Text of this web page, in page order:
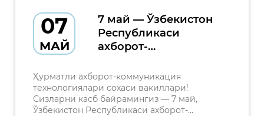
07
МАЙ
7 май — Ўзбекистон
Республикаси
ахборот-
технологиялари
соҳаси ходимлари
куни
Ҳурматли ахборот-коммуникация
технологиялари соҳаси вакиллари!
Сизларни касб байрамингиз — 7 май,
Ўзбекистон Республикаси ахборот-